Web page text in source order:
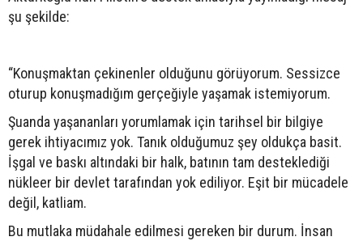
şu şekilde:
“Konuşmaktan çekinenler olduğunu görüyorum. Sessizce
oturup konuşmadığım gerçeğiyle yaşamak istemiyorum.
Şuanda yaşananları yorumlamak için tarihsel bir bilgiye
gerek ihtiyacımız yok. Tanık olduğumuz şey oldukça basit.
İşgal ve baskı altındaki bir halk, batının tam desteklediği
nükleer bir devlet tarafından yok ediliyor. Eşit bir mücadele
değil, katliam.
Bu mutlaka müdahale edilmesi gereken bir durum. İnsan